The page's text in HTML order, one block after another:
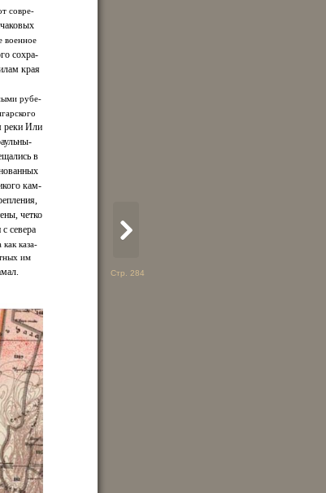
совре-
военное
сохра-
края
рубе-
реки Или
в
кам-
четко
севера
каза-
им
Стр. 284